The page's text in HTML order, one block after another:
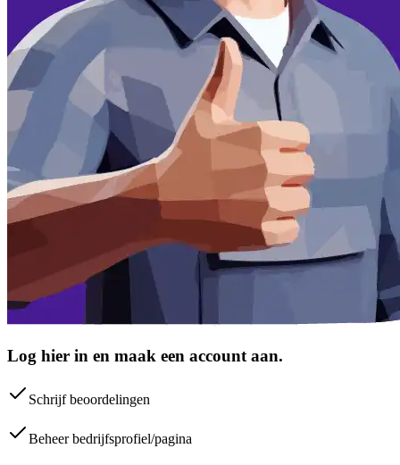
Log hier in en maak een account aan.
Schrijf beoordelingen
Beheer bedrijfsprofiel/pagina